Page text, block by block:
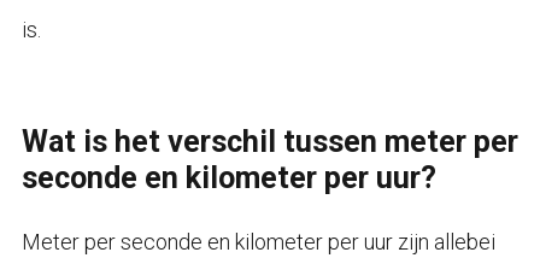
is.
Wat is het verschil tussen meter per
seconde en kilometer per uur?
Meter per seconde en kilometer per uur zijn allebei